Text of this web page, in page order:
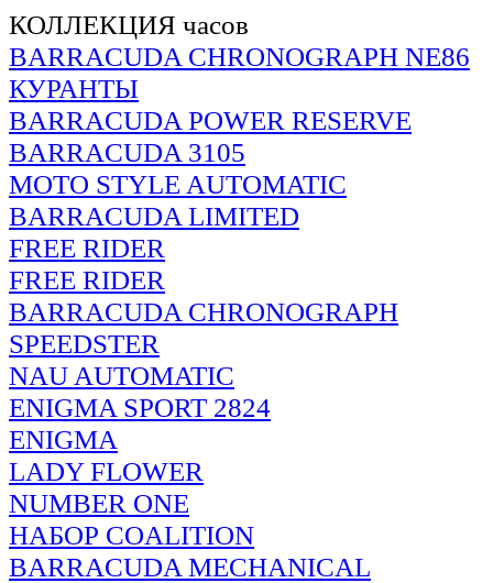
КОЛЛЕКЦИЯ часов
BARRACUDA CHRONOGRAPH NE86
КУРАНТЫ
BARRACUDA POWER RESERVE
BARRACUDA 3105
MOTO STYLE AUTOMATIC
BARRACUDA LIMITED
FREE RIDER
FREE RIDER
BARRACUDA CHRONOGRAPH
SPEEDSTER
NAU AUTOMATIC
ENIGMA SPORT 2824
ENIGMA
LADY FLOWER
NUMBER ONE
НАБОР COALITION
BARRACUDA MECHANICAL